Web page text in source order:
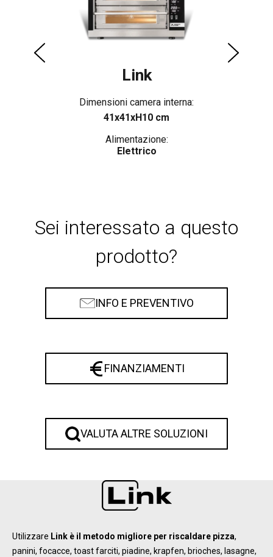
Link
Dimensioni camera interna:
41x41xH10 cm
Alimentazione:
Elettrico
Sei interessato a questo
prodotto?
INFO E PREVENTIVO
FINANZIAMENTI
VALUTA ALTRE SOLUZIONI
Utilizzare Link è il metodo migliore per riscaldare pizza,
panini, focacce, toast farciti, piadine, krapfen, brioches, lasagne,